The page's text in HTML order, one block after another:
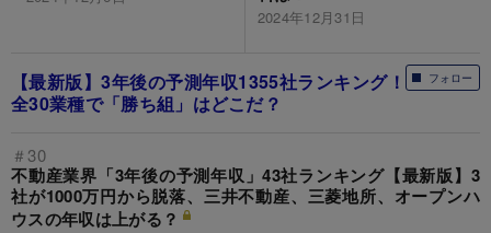
2024年12月31日
フォロー
【最新版】3年後の予測年収1355社ランキング！
全30業種で「勝ち組」はどこだ？
＃30
不動産業界「3年後の予測年収」43社ランキング【最新版】3
社が1000万円から脱落、三井不動産、三菱地所、オープンハ
ウスの年収は上がる？